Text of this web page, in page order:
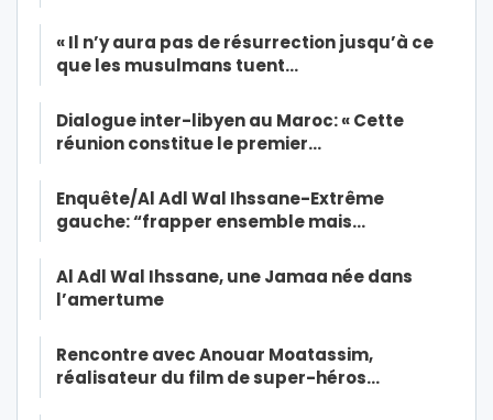
« Il n’y aura pas de résurrection jusqu’à ce
que les musulmans tuent…
Dialogue inter-libyen au Maroc: « Cette
réunion constitue le premier…
Enquête/Al Adl Wal Ihssane-Extrême
gauche: “frapper ensemble mais…
Al Adl Wal Ihssane, une Jamaa née dans
l’amertume
Rencontre avec Anouar Moatassim,
réalisateur du film de super-héros…